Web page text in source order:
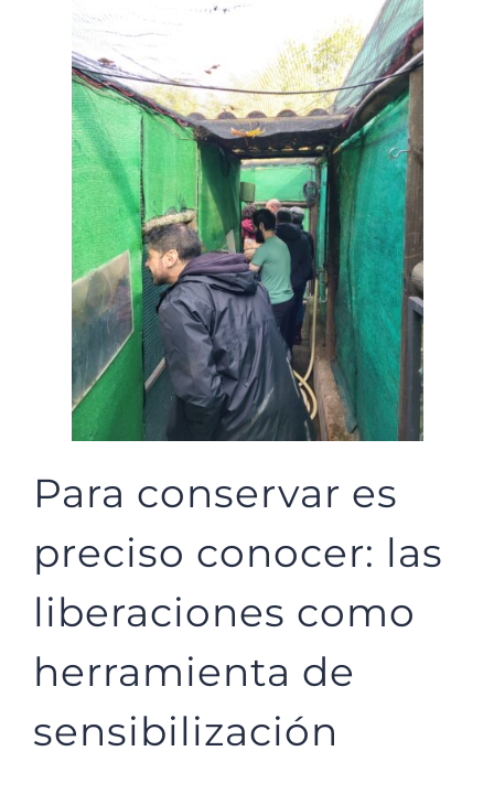
Para conservar es
preciso conocer: las
liberaciones como
herramienta de
sensibilización